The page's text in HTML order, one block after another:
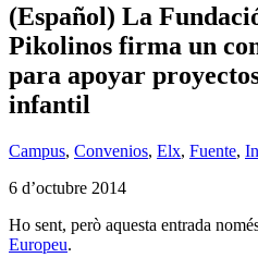
(Español) La
Pikolinos firma un
para apoyar
infantil
Campus, Convenios, Elx, Fuente,
6 d’octubre 2014
Ho sent, però aquesta entrada
Europeu.